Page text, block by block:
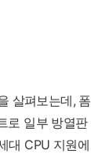
살펴보는데, 폼
로 일부 방열판
대 CPU 지원에